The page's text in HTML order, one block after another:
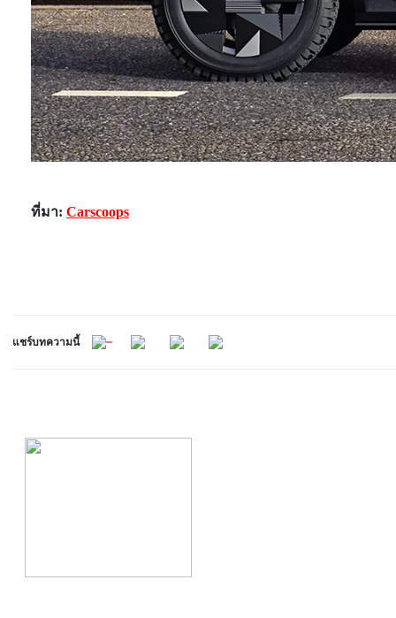
ที่มา: Carscoops
แชร์บทความนี้